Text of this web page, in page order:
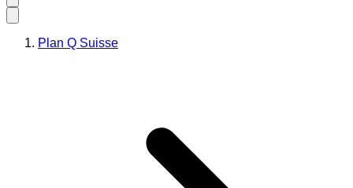
Plan Q Suisse